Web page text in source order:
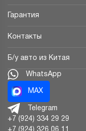
Гарантия
Контакты
Б/у авто из Китая
WhatsApp
MAX
Telegram
+7 (924) 334 29 29